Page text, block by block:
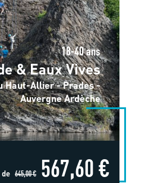
18-40 ans
& Eaux Vives
Haut-Allier - Prades -
Auvergne Ardèche
645,00 € 567,60 €